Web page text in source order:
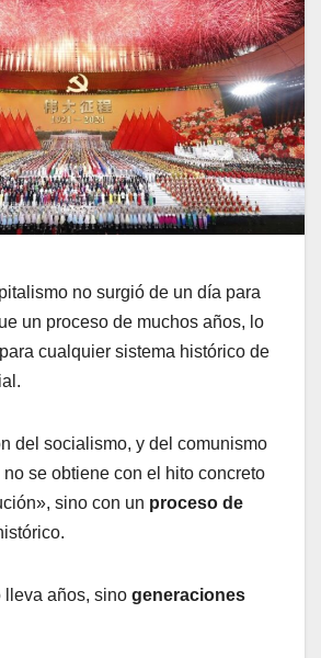
no surgió de un día para
un proceso de muchos años, lo
cualquier sistema histórico de
del socialismo, y del comunismo
no se obtiene con el hito concreto
sino con un proceso de
lleva años, sino generaciones